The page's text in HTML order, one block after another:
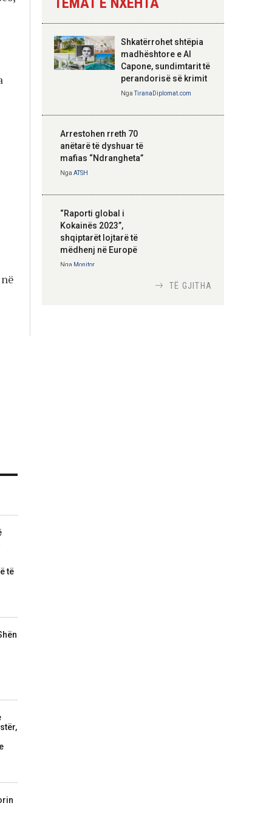
të
Hoxha takim me
zyrtarë të lartë të
DASH: Angazhim i
përbashkët për
strategjik
Shkatërrohet shtëpia
madhështore e Al
Capone, sundimtarit të
perandorisë së krimit
NgaTiranaDiplomat.com
Arrestohen rreth 70
anëtarë të dyshuar të
mafias “Ndrangheta”
Nga ATSH
“Raporti global i
Kokainës 2023”,
shqiptarët lojtarë të
mëdhenj në Europë
Nga Monitor
TË GJITHA